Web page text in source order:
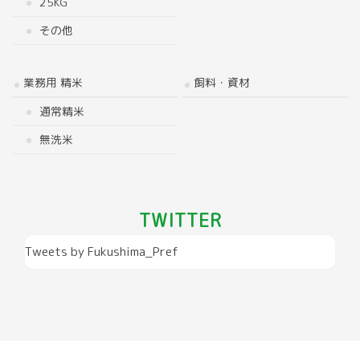
その他
業務用 精米
通常精米
無洗米
飼料・資材
TWITTER
Tweets by Fukushima_Pref